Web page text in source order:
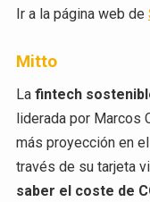
Ir a la página web de
Mitto
La fintech
liderada por Marcos
más proyección en
través de su tarjeta
saber el coste de